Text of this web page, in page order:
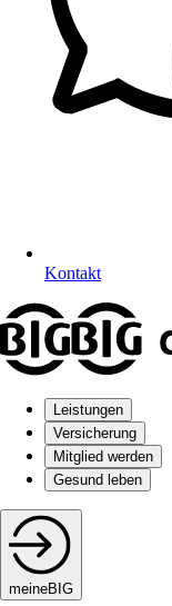
Kontakt
Leistungen
Versicherung
Mitglied werden
Gesund leben
meineBIG